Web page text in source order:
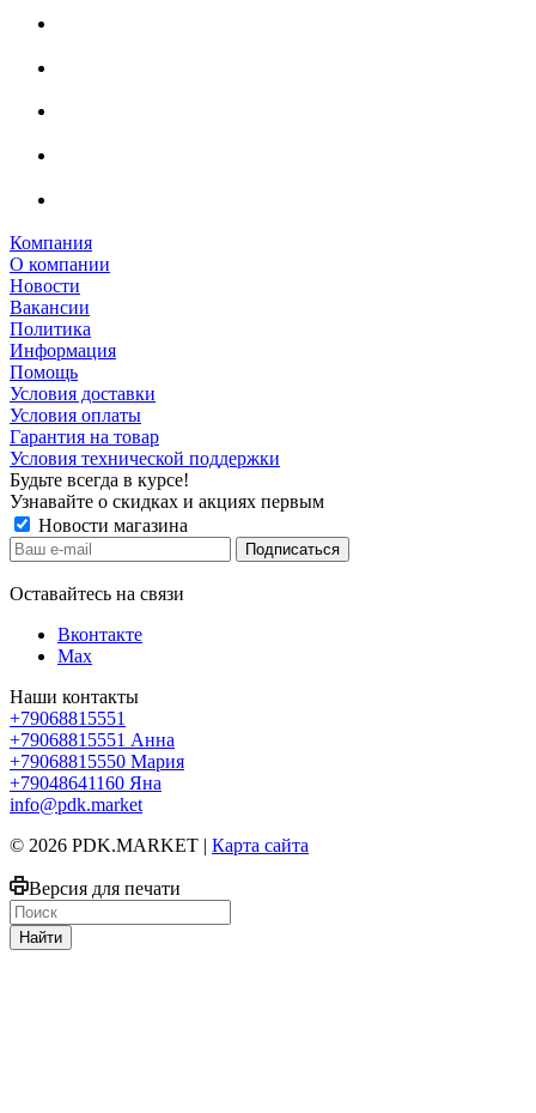
Компания
О компании
Новости
Вакансии
Политика
Информация
Помощь
Условия доставки
Условия оплаты
Гарантия на товар
Условия технической поддержки
Будьте всегда в курсе!
Узнавайте о скидках и акциях первым
Новости магазина
Оставайтесь на связи
Вконтакте
Max
Наши контакты
+79068815551
+79068815551 Анна
+79068815550 Мария
+79048641160 Яна
info@pdk.market
© 2026 PDK.MARKET | Карта сайта
Версия для печати
Найти